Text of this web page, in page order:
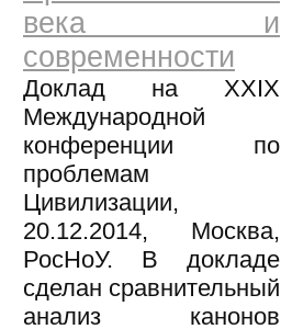
века и
современности
Доклад на XXIX
Международной
конференции по
проблемам
Цивилизации,
20.12.2014, Москва,
РосНоУ. В докладе
сделан сравнительный
анализ канонов